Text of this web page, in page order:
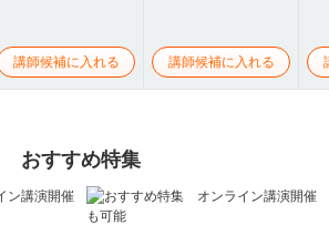
講師候補に入れる 講師候補に入れる
おすすめ特集